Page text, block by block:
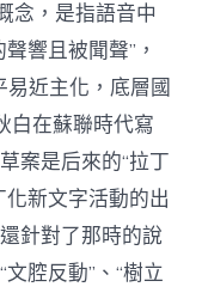
念，是指語音中
響且被聞聲”，
近主化，底層國
白在蘇聯時代寫
案是后來的“拉丁
新文字活動的出
針對了那時的說
腔反動”、“樹立